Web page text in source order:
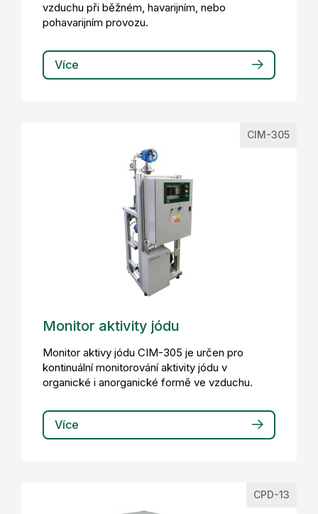
vzduchu při běžném, havarijním, nebo
pohavarijním provozu.
Více
CIM-305
Monitor aktivity jódu
Monitor aktivy jódu CIM-305 je určen pro
kontinuální monitorování aktivity jódu v
organické i anorganické formě ve vzduchu.
Více
CPD-13